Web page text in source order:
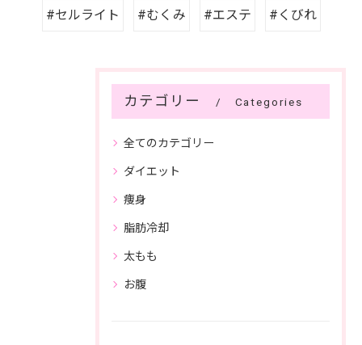
#セルライト #むくみ #エステ #くびれ
カテゴリー Categories
全てのカテゴリー
ダイエット
痩身
脂肪冷却
太もも
お腹